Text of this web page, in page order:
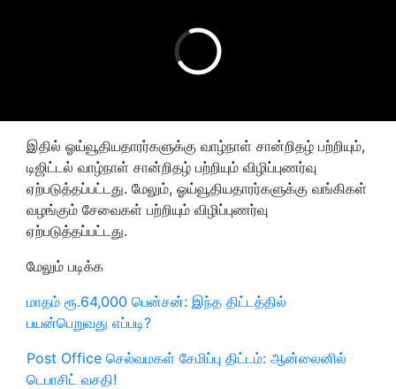
இதில் ஓய்வூதியதாரர்களுக்கு வாழ்நாள் சான்றிதழ் பற்றியும்,
டிஜிட்டல் வாழ்நாள் சான்றிதழ் பற்றியும் விழிப்புணர்வு
ஏற்படுத்தப்பட்டது. மேலும், ஓய்வூதியதாரர்களுக்கு வங்கிகள்
வழங்கும் சேவைகள் பற்றியும் விழிப்புணர்வு
ஏற்படுத்தப்பட்டது.
மேலும் படிக்க
மாதம் ரூ.64,000 பென்சன்: இந்த திட்டத்தில்
பயன்பெறுவது எப்படி?
Post Office செல்வமகள் சேமிப்பு திட்டம்: ஆன்லைனில்
டெபாசிட் வசதி!